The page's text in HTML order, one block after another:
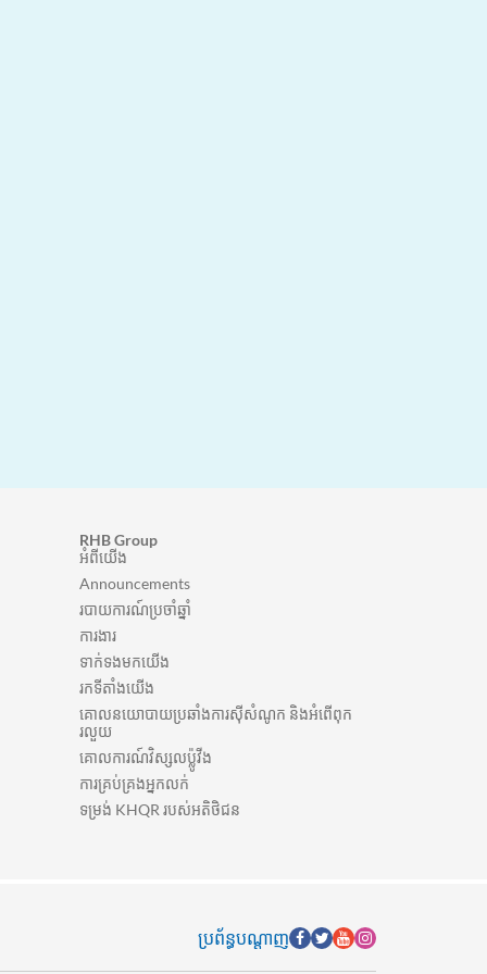
RHB Group
អំពីយើង
Announcements
របាយការណ៍ប្រចាំឆ្នាំ
ការងារ
ទាក់ទងមកយើង
រកទីតាំងយើង
គោលនយោបាយប្រឆាំងការស៊ីសំណូក និងអំពើពុក
រលួយ
គោលការណ៍វិស្សលប៉្លូវីង
ការគ្រប់គ្រងអ្នកលក់
ទម្រង់ KHQR របស់អតិថិជន
ប្រព័ន្ធបណ្តាញ